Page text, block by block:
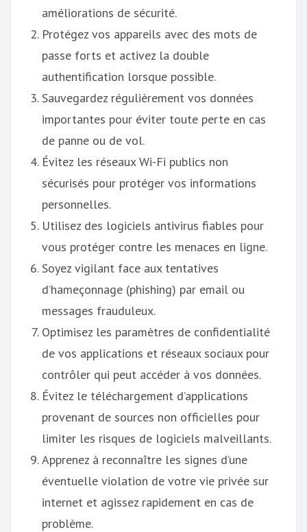
améliorations de sécurité.
Protégez vos appareils avec des mots de
passe forts et activez la double
authentification lorsque possible.
Sauvegardez régulièrement vos données
importantes pour éviter toute perte en cas
de panne ou de vol.
Évitez les réseaux Wi-Fi publics non
sécurisés pour protéger vos informations
personnelles.
Utilisez des logiciels antivirus fiables pour
vous protéger contre les menaces en ligne.
Soyez vigilant face aux tentatives
d’hameçonnage (phishing) par email ou
messages frauduleux.
Optimisez les paramètres de confidentialité
de vos applications et réseaux sociaux pour
contrôler qui peut accéder à vos données.
Évitez le téléchargement d’applications
provenant de sources non officielles pour
limiter les risques de logiciels malveillants.
Apprenez à reconnaître les signes d’une
éventuelle violation de votre vie privée sur
internet et agissez rapidement en cas de
problème.